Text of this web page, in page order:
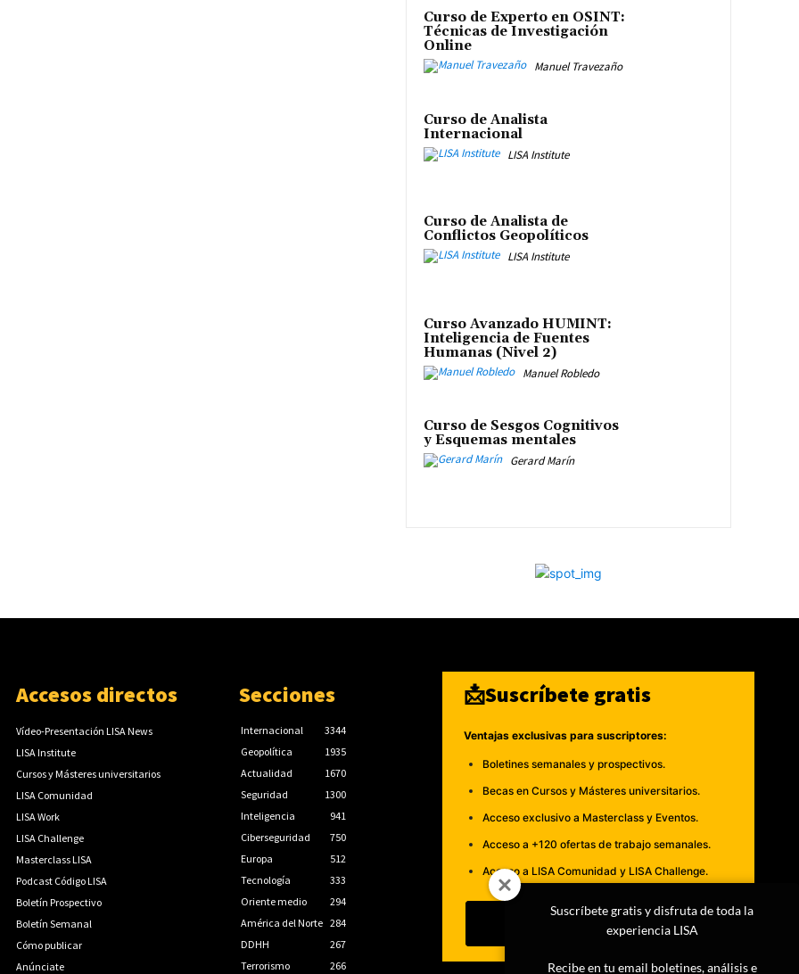
Curso de Experto en OSINT:
Técnicas de Investigación
Online
Manuel Travezaño
Curso de Analista
Internacional
LISA Institute
Curso de Analista de
Conflictos Geopolíticos
LISA Institute
Curso Avanzado HUMINT:
Inteligencia de Fuentes
Humanas (Nivel 2)
Manuel Robledo
Curso de Sesgos Cognitivos
y Esquemas mentales
Gerard Marín
Accesos directos
Vídeo-Presentación LISA News
LISA Institute
Cursos y Másteres universitarios
LISA Comunidad
LISA Work
LISA Challenge
Masterclass LISA
Podcast Código LISA
Boletín Prospectivo
Boletín Semanal
Cómo publicar
Anúnciate
Secciones
Internacional
3344
Geopolítica
1935
Actualidad
1670
Seguridad
1300
Inteligencia
941
Ciberseguridad
750
Europa
512
Tecnología
333
Oriente medio
294
América del Norte 284
DDHH
267
Terrorismo
266
📩Suscríbete gratis
Ventajas exclusivas para suscriptores:
Boletines semanales y prospectivos.
Becas en Cursos y Másteres universitarios.
Acceso exclusivo a Masterclass y Eventos.
Acceso a +120 ofertas de trabajo semanales.
Acceso a LISA Comunidad y LISA Challenge.
Suscribirme
Suscríbete gratis y disfruta de toda la
experiencia LISA
Recibe en tu email boletines, análisis e